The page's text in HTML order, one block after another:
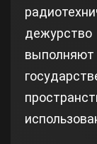
дежурство